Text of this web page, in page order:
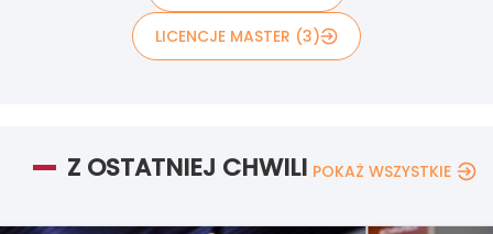
LICENCJE MASTER (3)
Z OSTATNIEJ CHWILI POKAŻ WSZYSTKIE